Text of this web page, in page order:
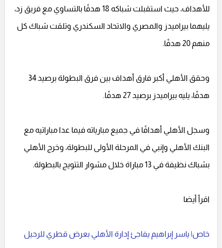
للأهداف، حيث استقبلت شباكه 18 هدفًا بالتساوي مع فريق زد،
يليهما بيراميدز والمصري والاتحاد السكندري وتلقت شباك كل
منهم 20 هدفًا.
وحقق الأهلي أكبر فارق أهداف بين فرق البطولة برصيد 34
هدفًا، يليه بيراميدز برصيد 27 هدفًا.
وسجل الأهلي أهدافًا في جميع مبارياته فيما عدا مباراتيه مع
البنك الأهلي وإنبي في المرحلة الأولى للبطولة، وخرج الأهلي
بشباك نظيفة في 13 مباراة خلال مشوار التتويج بالبطولة.
اقرأ أيضا
خاص| ياسر إبراهيم يفاجئ إدارة الأهلي بعرض قطري للرحيل